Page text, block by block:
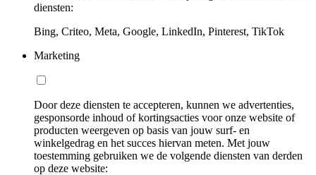
diensten:
Bing, Criteo, Meta, Google, LinkedIn, Pinterest, TikTok
Marketing
Door deze diensten te accepteren, kunnen we advertenties,
gesponsorde inhoud of kortingsacties voor onze website of
producten weergeven op basis van jouw surf- en
winkelgedrag en het succes hiervan meten. Met jouw
toestemming gebruiken we de volgende diensten van derden
op deze website: